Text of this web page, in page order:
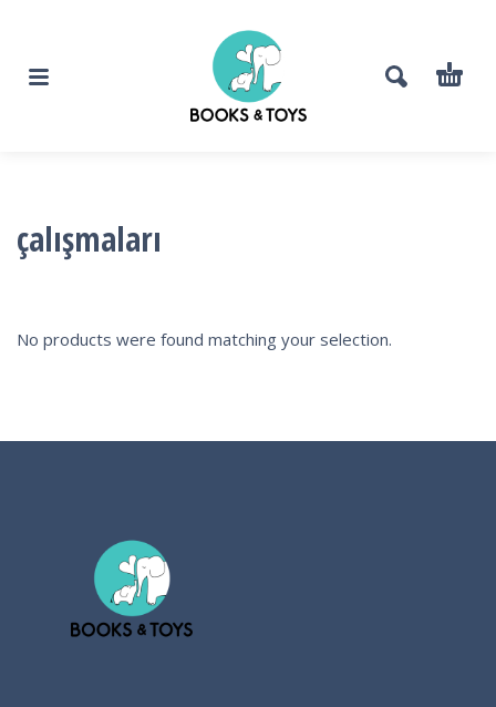
çalışmaları
No products were found matching your selection.